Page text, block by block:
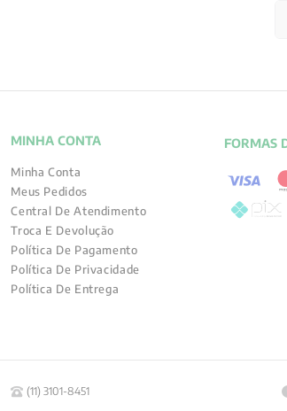
MINHA CONTA
Minha Conta
Meus Pedidos
Central De Atendimento
Troca E Devolução
Política De Pagamento
Política De Privacidade
Política De Entrega
FORMAS
(11) 3101-8451